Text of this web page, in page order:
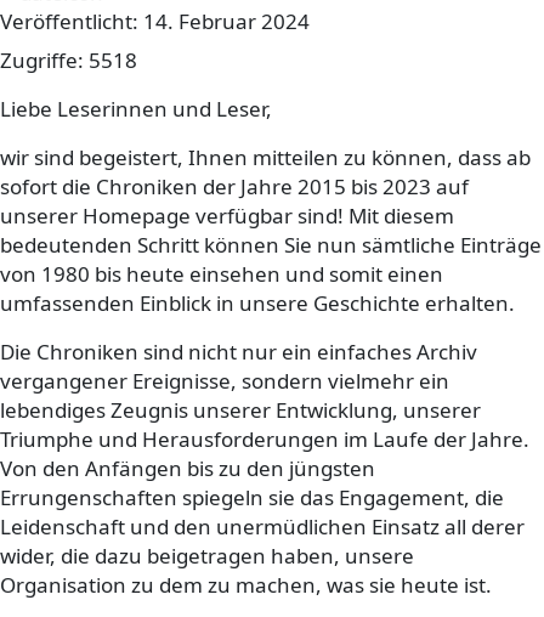
Veröffentlicht: 14. Februar 2024
Zugriffe: 5518
Liebe Leserinnen und Leser,
wir sind begeistert, Ihnen mitteilen zu können, dass ab
sofort die Chroniken der Jahre 2015 bis 2023 auf
unserer Homepage verfügbar sind! Mit diesem
bedeutenden Schritt können Sie nun sämtliche Einträge
von 1980 bis heute einsehen und somit einen
umfassenden Einblick in unsere Geschichte erhalten.
Die Chroniken sind nicht nur ein einfaches Archiv
vergangener Ereignisse, sondern vielmehr ein
lebendiges Zeugnis unserer Entwicklung, unserer
Triumphe und Herausforderungen im Laufe der Jahre.
Von den Anfängen bis zu den jüngsten
Errungenschaften spiegeln sie das Engagement, die
Leidenschaft und den unermüdlichen Einsatz all derer
wider, die dazu beigetragen haben, unsere
Organisation zu dem zu machen, was sie heute ist.